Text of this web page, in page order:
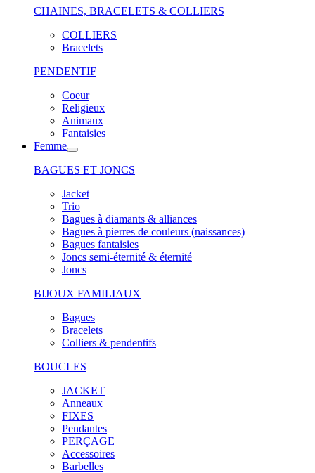
CHAINES, BRACELETS & COLLIERS
COLLIERS
Bracelets
PENDENTIF
Coeur
Religieux
Animaux
Fantaisies
Femme
BAGUES ET JONCS
Jacket
Trio
Bagues à diamants & alliances
Bagues à pierres de couleurs (naissances)
Bagues fantaisies
Joncs semi-éternité & éternité
Joncs
BIJOUX FAMILIAUX
Bagues
Bracelets
Colliers & pendentifs
BOUCLES
JACKET
Anneaux
FIXES
Pendantes
PERÇAGE
Accessoires
Barbelles